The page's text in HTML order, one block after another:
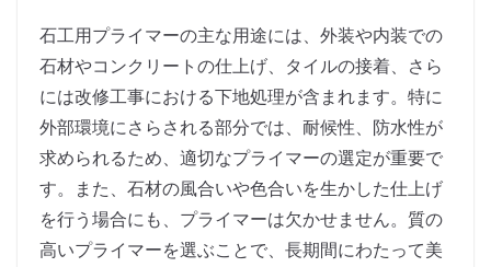
石工用プライマーの主な用途には、外装や内装での
石材やコンクリートの仕上げ、タイルの接着、さら
には改修工事における下地処理が含まれます。特に
外部環境にさらされる部分では、耐候性、防水性が
求められるため、適切なプライマーの選定が重要で
す。また、石材の風合いや色合いを生かした仕上げ
を行う場合にも、プライマーは欠かせません。質の
高いプライマーを選ぶことで、長期間にわたって美